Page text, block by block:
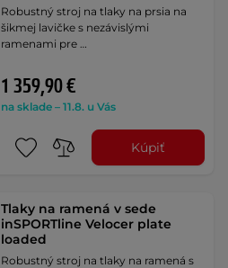
Robustný stroj na tlaky na prsia na
šikmej lavičke s nezávislými
ramenami pre …
1 359,90 €
na sklade – 11.8. u Vás
Kúpiť
Tlaky na ramená v sede
inSPORTline Velocer plate
loaded
Robustný stroj na tlaky na ramená s